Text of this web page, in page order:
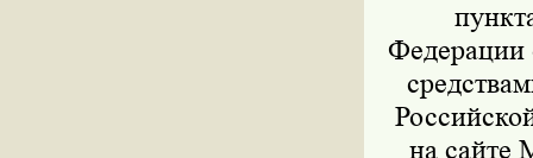
Федерации
на сайте